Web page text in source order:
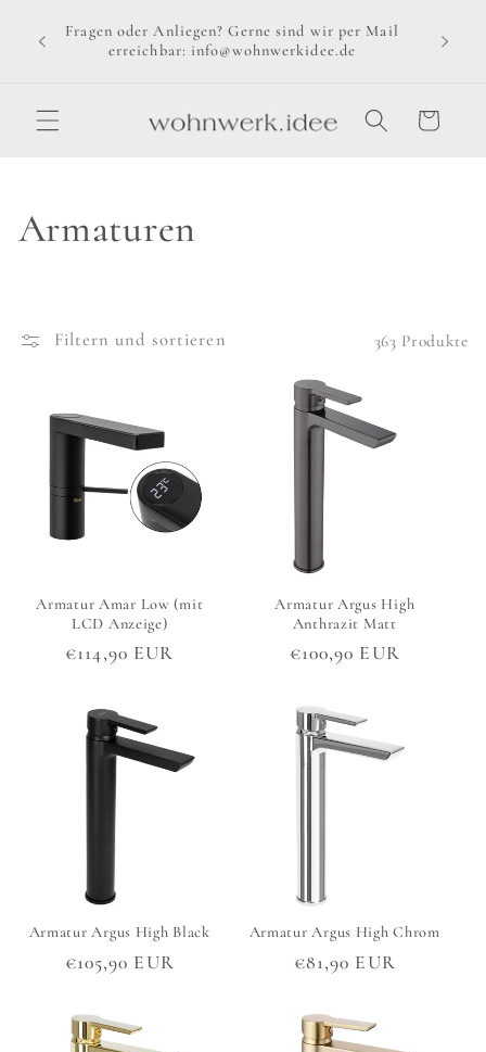
zum
Inhalt
Fragen oder Anliegen? Gerne sind wir per Mail
erreichbar: info@wohnwerkidee.de
Warenkorb
K
t
Armaturen
Filtern und sortieren 363 Produkte
Armatur Amar Low (mit
LCD Anzeige)
Normaler
€114,90 EUR
Armatur Argus High
Anthrazit Matt
Normaler
€100,90 EUR
Armatur Argus High Black
Normaler
€105,90 EUR
Armatur Argus High Chrom
Normaler
€81,90 EUR